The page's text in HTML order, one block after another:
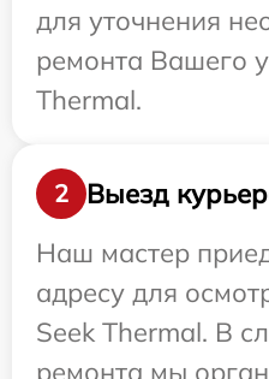
для уточнения
ремонта Вашего
Thermal.
2
Выезд
Наш мастер
адресу для
Seek Thermal. В
ремонта мы